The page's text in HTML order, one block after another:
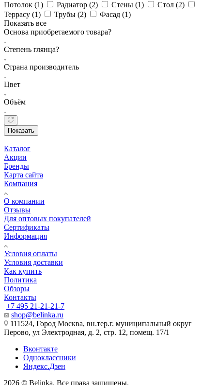
Потолок (1) Радиатор (2) Стены (1) Стол (2)
Террасу (1) Трубы (2) Фасад (1)
Показать все
Основа приобретаемого товара?
Степень глянца?
Страна производитель
Цвет
Объём
Показать
Каталог
Акции
Бренды
Карта сайта
Компания
О компании
Отзывы
Для оптовых покупателей
Сертификаты
Информация
Условия оплаты
Условия доставки
Как купить
Политика
Обзоры
Контакты
+7 495 21-21-21-7
shop@belinka.ru
111524, Город Москва, вн.тер.г. муниципальный округ
Перово, ул Электродная, д. 2, стр. 12, помещ. 17/1
Вконтакте
Одноклассники
Яндекс.Дзен
2026 © Belinka. Все права защищены.